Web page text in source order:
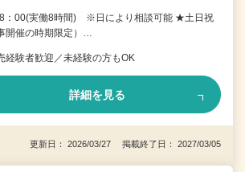
：00(実働8時間) ※日により相談可能 ★土日祝
開催の時期限定）…
経験者歓迎／未経験の方もOK
詳細を見る
更新日： 2026/03/27 掲載終了日： 2027/03/05